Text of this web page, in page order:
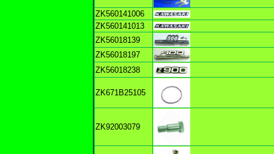
ZK560141006
ZK560141013
ZK56018139
ZK56018197
ZK56018238
ZK671B25105
ZK92003079